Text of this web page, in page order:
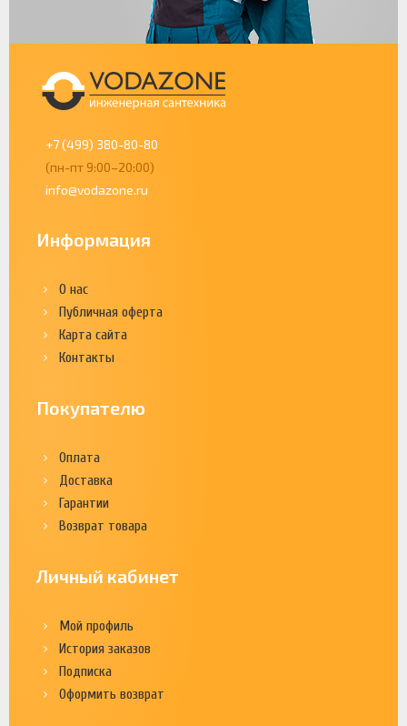
+7 (499) 380-80-80
(пн-пт 9:00–20:00)
info@vodazone.ru
Информация
О нас
Публичная оферта
Карта сайта
Контакты
Покупателю
Оплата
Доставка
Гарантии
Возврат товара
Личный кабинет
Мой профиль
История заказов
Подписка
Оформить возврат